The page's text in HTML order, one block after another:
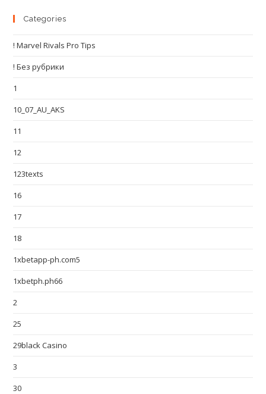
Categories
! Marvel Rivals Pro Tips
! Без рубрики
1
10_07_AU_AKS
11
12
123texts
16
17
18
1xbetapp-ph.com5
1xbetph.ph66
2
25
29black Casino
3
30